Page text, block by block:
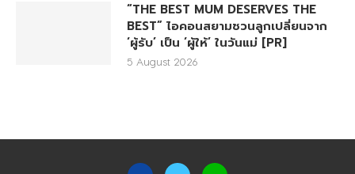
“THE BEST MUM DESERVES THE
BEST” ไอคอนสยามชวนลูกเปลี่ยนจาก
‘ผู้รับ’ เป็น ‘ผู้ให้’ ในวันแม่ [PR]
5 August 2026